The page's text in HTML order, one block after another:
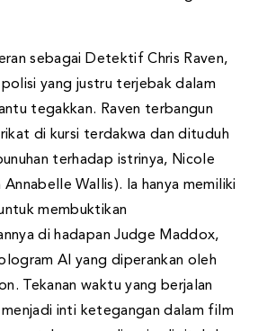
sebagai Detektif Chris Raven,
yang justru terjebak dalam
tegakkan. Raven terbangun
di kursi terdakwa dan dituduh
terhadap istrinya, Nicole
Wallis). Ia hanya memiliki
membuktikan
di hadapan Judge Maddox,
AI yang diperankan oleh
Tekanan waktu yang berjalan
inti ketegangan dalam film